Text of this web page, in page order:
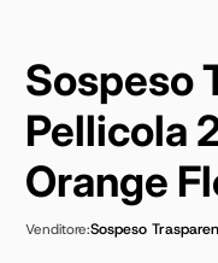
Sospeso
Pellicola
Orange
Venditore:Sospeso